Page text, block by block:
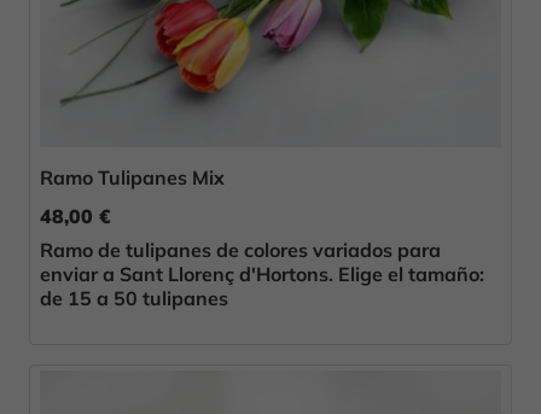
Ramo Tulipanes Mix
48,00 €
Ramo de tulipanes de colores variados para
enviar a Sant Llorenç d'Hortons. Elige el tamaño:
de 15 a 50 tulipanes